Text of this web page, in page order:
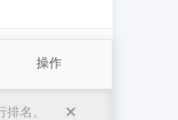
操作
名。